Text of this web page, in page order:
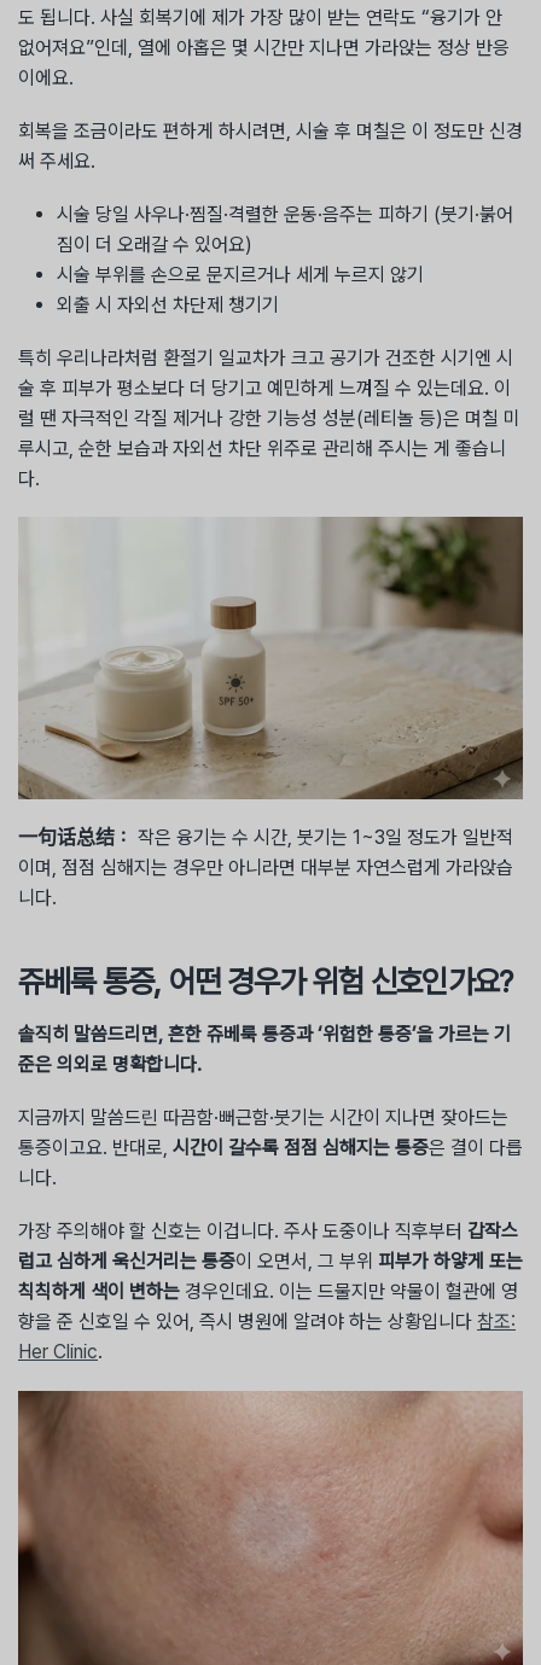
도 됩니다. 사실 회복기에 제가 가장 많이 받는 연락도 “융기가 안
없어져요”인데, 열에 아홉은 몇 시간만 지나면 가라앉는 정상 반응
이에요.
회복을 조금이라도 편하게 하시려면, 시술 후 며칠은 이 정도만 신경
써 주세요.
시술 당일 사우나·찜질·격렬한 운동·음주는 피하기 (붓기·붉어
짐이 더 오래갈 수 있어요)
시술 부위를 손으로 문지르거나 세게 누르지 않기
외출 시 자외선 차단제 챙기기
특히 우리나라처럼 환절기 일교차가 크고 공기가 건조한 시기엔 시
술 후 피부가 평소보다 더 당기고 예민하게 느껴질 수 있는데요. 이
럴 땐 자극적인 각질 제거나 강한 기능성 성분(레티놀 등)은 며칠 미
루시고, 순한 보습과 자외선 차단 위주로 관리해 주시는 게 좋습니
다.
一句话总结： 작은 융기는 수 시간, 붓기는 1~3일 정도가 일반적
이며, 점점 심해지는 경우만 아니라면 대부분 자연스럽게 가라앉습
니다.
쥬베룩 통증, 어떤 경우가 위험 신호인가요?
솔직히 말씀드리면, 흔한 쥬베룩 통증과 ‘위험한 통증’을 가르는 기
준은 의외로 명확합니다.
지금까지 말씀드린 따끔함·뻐근함·붓기는 시간이 지나면 잦아드는
통증이고요. 반대로, 시간이 갈수록 점점 심해지는 통증은 결이 다릅
니다.
가장 주의해야 할 신호는 이겁니다. 주사 도중이나 직후부터 갑작스
럽고 심하게 욱신거리는 통증이 오면서, 그 부위 피부가 하얗게 또는
칙칙하게 색이 변하는 경우인데요. 이는 드물지만 약물이 혈관에 영
향을 준 신호일 수 있어, 즉시 병원에 알려야 하는 상황입니다 참조:
Her Clinic.